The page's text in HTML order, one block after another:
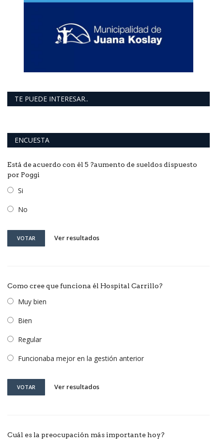
TE PUEDE INTERESAR..
ENCUESTA
Está de acuerdo con él 5 ?aumento de sueldos dispuesto
por Poggi
Si
No
VOTAR Ver resultados
Como cree que funciona él Hospital Carrillo?
Muy bien
Bien
Regular
Funcionaba mejor en la gestión anterior
VOTAR Ver resultados
Cuál es la preocupación más importante hoy?